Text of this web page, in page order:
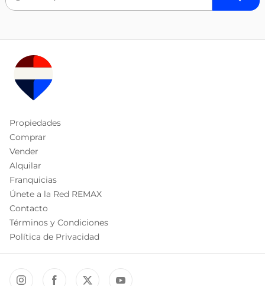
Propiedades
Comprar
Vender
Alquilar
Franquicias
Únete a la Red REMAX
Contacto
Términos y Condiciones
Política de Privacidad